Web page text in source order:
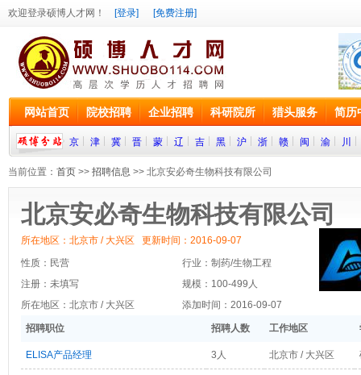
欢迎登录硕博人才网！ [登录] [免费注册]
网站首页 院校招聘 企业招聘 科研院所 猎头服务 简历
京 津 冀 晋 蒙 辽 吉 黑 沪 浙 赣 闽 渝 川
当前位置： 首页 >> 招聘信息 >> 北京安必奇生物科技有限公司
北京安必奇生物科技有限公司
所在地区：北京市 / 大兴区 更新时间：2016-09-07
性质：民营
行业：制药/生物工程
注册：未填写
规模：100-499人
所在地区：北京市 / 大兴区
添加时间：2016-09-07
招聘职位 招聘人数 工作地区
ELISA产品经理 3人 北京市 / 大兴区